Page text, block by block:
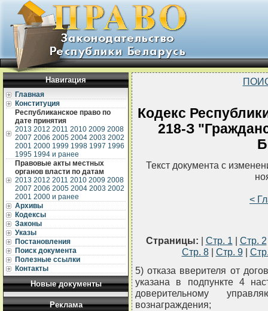
Навигация
Главная
Конституция
Республиканское право по
дате принятия
2013 2012 2011 2010 2009 2008
2007 2006 2005 2004 2003 2002
2001 2000 1999 1998 1997 1996
1995 1994 и ранее
Правовые акты местных
органов власти по датам
2013 2012 2011 2010 2009 2008
2007 2006 2005 2004 2003 2002
2001 2000 и ранее
Архивы
Кодексы
Законы
Указы
Постановления
Поиск документа
Полезные ссылки
Контакты
Новые документы
Реклама
Кодекс
218-З
Текст документа с
<
Страницы: | Стр. 1 | Стр. 2
Стр. 8| Стр. 9|
5) отказа вверителя от
указана в подпункте 4
доверительному
вознаграждения;